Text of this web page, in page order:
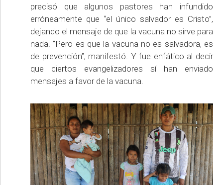
precisó que algunos pastores han infundido
erróneamente que “el único salvador es Cristo”,
dejando el mensaje de que la vacuna no sirve para
nada. “Pero es que la vacuna no es salvadora, es
de prevención”, manifestó. Y fue enfático al decir
que ciertos evangelizadores sí han enviado
mensajes a favor de la vacuna.